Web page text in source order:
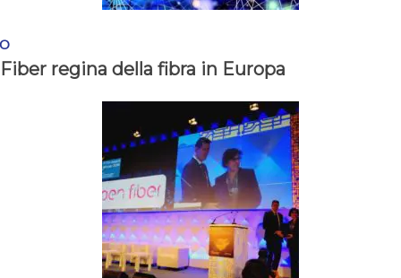
regina della fibra in Europa